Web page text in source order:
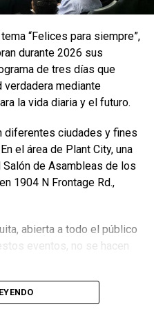
viajeros» podían
en total duraban ocho días,
a3.800 metros de
diez horas.
una experiencia de viaje
ayudará a la
más sobre el naufragio y
web sobre esta expedición,
dólarespor
que podía sumergirse
la empresa es dueña
puede transportar hasta a
de fibra de carbono del
personas a 4.000
“Felices para siempre”,
durante 2026 sus
de tres días que
mediante
la vida diaria y el futuro.
diferentes ciudades y fines
el área de Plant City, una
de Asambleas de los
1904 N Frontage Rd.,
abierta a todo el público
eventos, no se hacen